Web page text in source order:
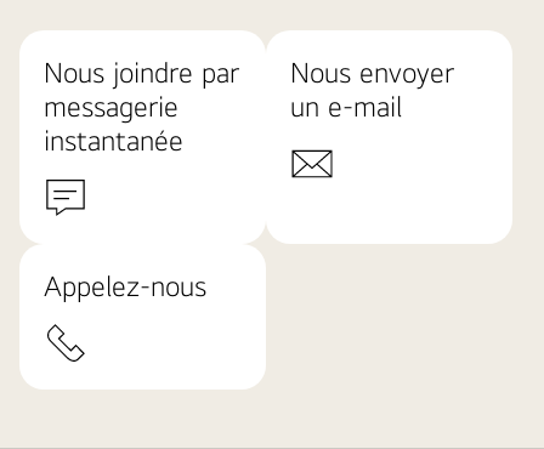
Nous joindre par
messagerie
instantanée
Nous envoyer
un e-mail
Appelez-nous